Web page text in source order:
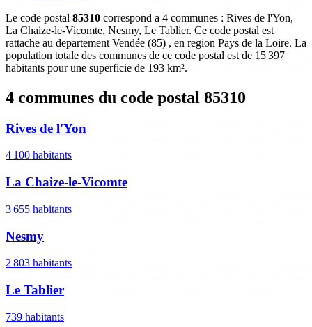
Le code postal 85310 correspond a 4 communes : Rives de l'Yon,
La Chaize-le-Vicomte, Nesmy, Le Tablier. Ce code postal est
rattache au departement Vendée (85) , en region Pays de la Loire. La
population totale des communes de ce code postal est de 15 397
habitants pour une superficie de 193 km².
4 communes du code postal 85310
Rives de l'Yon
4 100 habitants
La Chaize-le-Vicomte
3 655 habitants
Nesmy
2 803 habitants
Le Tablier
739 habitants